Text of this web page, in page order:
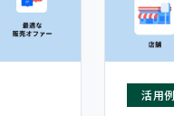
活用